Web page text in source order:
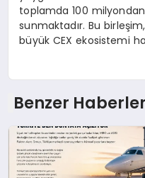
toplamda 100
sunmaktadır. Bu
büyük CEX ekosistemi
Benzer Haberler